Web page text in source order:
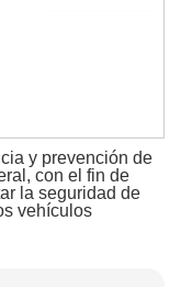
y prevención de
con el fin de
la seguridad de
vehículos